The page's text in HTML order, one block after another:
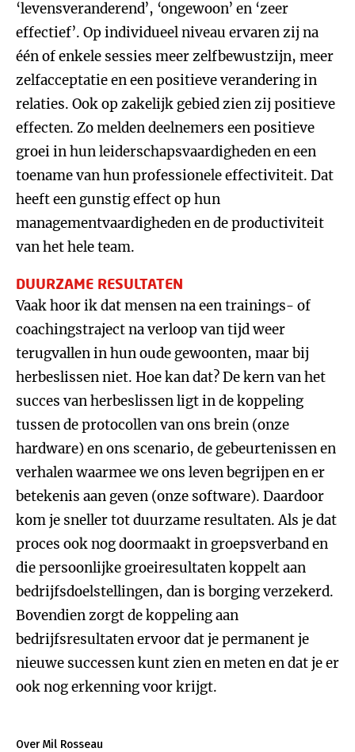
‘levensveranderend’, ‘ongewoon’ en ‘zeer
effectief’. Op individueel niveau ervaren zij na
één of enkele sessies meer zelfbewustzijn, meer
zelfacceptatie en een positieve verandering in
relaties. Ook op zakelijk gebied zien zij positieve
effecten. Zo melden deelnemers een positieve
groei in hun leiderschapsvaardigheden en een
toename van hun professionele effectiviteit. Dat
heeft een gunstig effect op hun
managementvaardigheden en de productiviteit
van het hele team.
DUURZAME RESULTATEN
Vaak hoor ik dat mensen na een trainings- of
coachingstraject na verloop van tijd weer
terugvallen in hun oude gewoonten, maar bij
herbeslissen niet. Hoe kan dat? De kern van het
succes van herbeslissen ligt in de koppeling
tussen de protocollen van ons brein (onze
hardware) en ons scenario, de gebeurtenissen en
verhalen waarmee we ons leven begrijpen en er
betekenis aan geven (onze software). Daardoor
kom je sneller tot duurzame resultaten. Als je dat
proces ook nog doormaakt in groepsverband en
die persoonlijke groeiresultaten koppelt aan
bedrijfsdoelstellingen, dan is borging verzekerd.
Bovendien zorgt de koppeling aan
bedrijfsresultaten ervoor dat je permanent je
nieuwe successen kunt zien en meten en dat je er
ook nog erkenning voor krijgt.
Over Mil Rosseau